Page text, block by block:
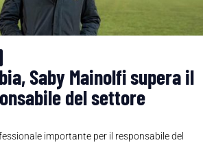
Saby Mainolfi supera il
del settore
importante per il responsabile del